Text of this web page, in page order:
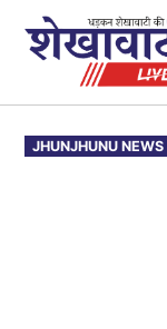
POSTED
IN
JHUNJHUNU NEWS